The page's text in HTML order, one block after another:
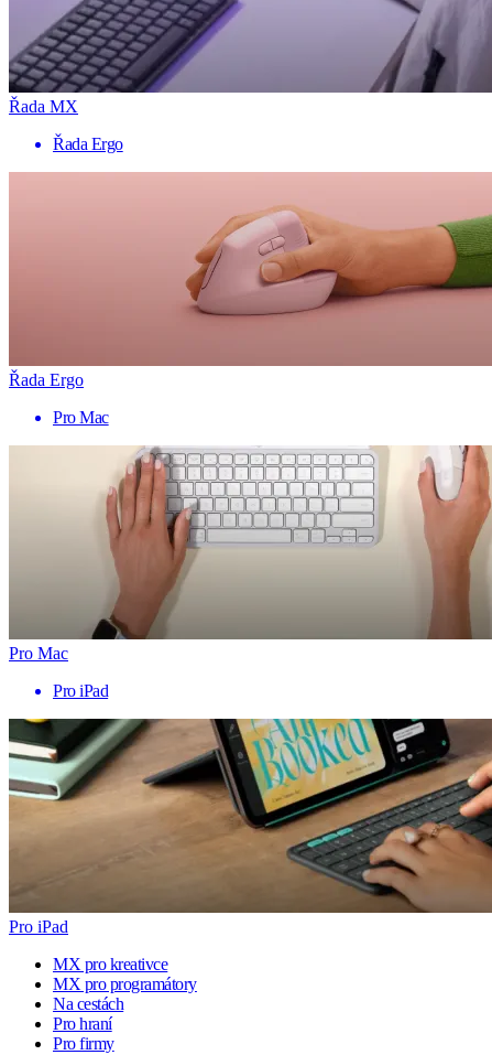
Řada MX
Řada Ergo
Řada Ergo
Pro Mac
Pro Mac
Pro iPad
Pro iPad
MX pro kreativce
MX pro programátory
Na cestách
Pro hraní
Pro firmy